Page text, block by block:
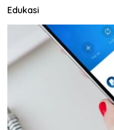
Edukasi